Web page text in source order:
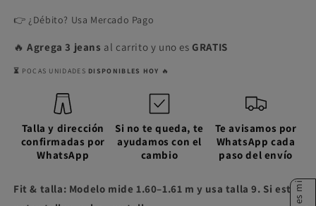
👉 ¿Débito? Usa Mercado Pago
🔥 Agrega 3 jeans al carrito y uno es GRATIS
⏳ POCAS UNIDADES DISPONIBLES HOY 🔥
Talla y dirección
confirmadas por
WhatsApp
Si no te queda, te
ayudamos con el
cambio
Te avisamos por
WhatsApp cada
paso del envío
Fit & talla: Modelo mide 1.60–1.61 m y usa talla 9. Si estás